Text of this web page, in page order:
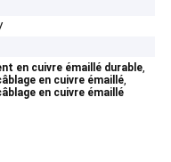
en cuivre émaillé durable,
en cuivre émaillé,
en cuivre émaillé